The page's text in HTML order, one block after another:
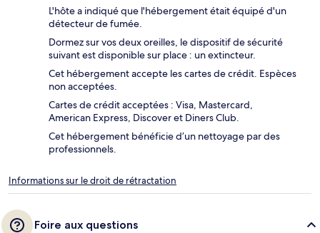
L'hôte a indiqué que l'hébergement était équipé d'un
détecteur de fumée.
Dormez sur vos deux oreilles, le dispositif de sécurité
suivant est disponible sur place : un extincteur.
Cet hébergement accepte les cartes de crédit. Espèces
non acceptées.
Cartes de crédit acceptées : Visa, Mastercard,
American Express, Discover et Diners Club.
Cet hébergement bénéficie d’un nettoyage par des
professionnels.
Informations sur le droit de rétractation
Foire aux questions